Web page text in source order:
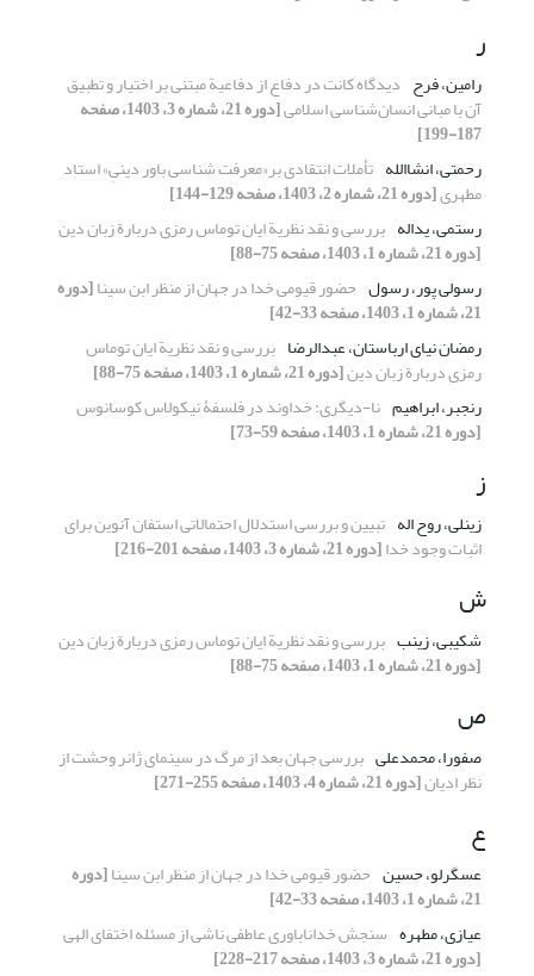
ر
رامین، فرح دیدگاه کانت در دفاع از دفاعیة مبتنی بر اختیار و تطبیق
آن با مبانی انسان‌شناسی اسلامی [دوره 21، شماره 3، 1403، صفحه
187-199]
رحمتی، انشاالله تأملات انتقادی بر«معرفت شناسی باور دینیِ» استاد
مطهری[دوره 21، شماره 2، 1403، صفحه 129-144]
رستمی، یداله بررسی و نقد نظریة ایان توماس رمزی دربارة زبان دین
[دوره 21، شماره 1، 1403، صفحه 75-88]
رسولی پور، رسول حضور قیومی خدا در جهان از منظر ابن سینا[دوره
21، شماره 1، 1403، صفحه 33-42]
رمضان نیای ارباستان، عبدالرضا بررسی و نقد نظریة ایان توماس
رمزی دربارة زبان دین[دوره 21، شماره 1، 1403، صفحه 75-88]
رنجبر، ابراهیم نا-دیگری: خداوند در فلسفۀ نیکولاس کوسانوس
[دوره 21، شماره 1، 1403، صفحه 59-73]
ز
زینلی، روح اله تبیین و بررسی استدلال احتمالاتی استفان آنوین برای
اثبات وجود خدا[دوره 21، شماره 3، 1403، صفحه 201-216]
ش
شکیبی، زینب بررسی و نقد نظریة ایان توماس رمزی دربارة زبان دین
[دوره 21، شماره 1، 1403، صفحه 75-88]
ص
صفورا، محمدعلی بررسی جهان بعد از مرگ در سینمای ژانر وحشت از
نظر ادیان[دوره 21، شماره 4، 1403، صفحه 255-271]
ع
عسگرلو، حسین حضور قیومی خدا در جهان از منظر ابن سینا[دوره
21، شماره 1، 1403، صفحه 33-42]
عیازی، مطهره سنجش خداناباوری عاطفی ناشی از مسئله اختفای الهی
[دوره 21، شماره 3، 1403، صفحه 217-228]